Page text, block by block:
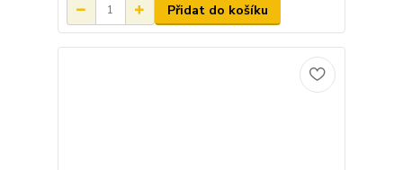
Přidat do košíku